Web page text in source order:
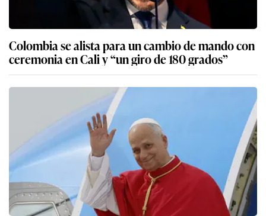
Colombia se alista para un cambio de mando con
ceremonia en Cali y “un giro de 180 grados”